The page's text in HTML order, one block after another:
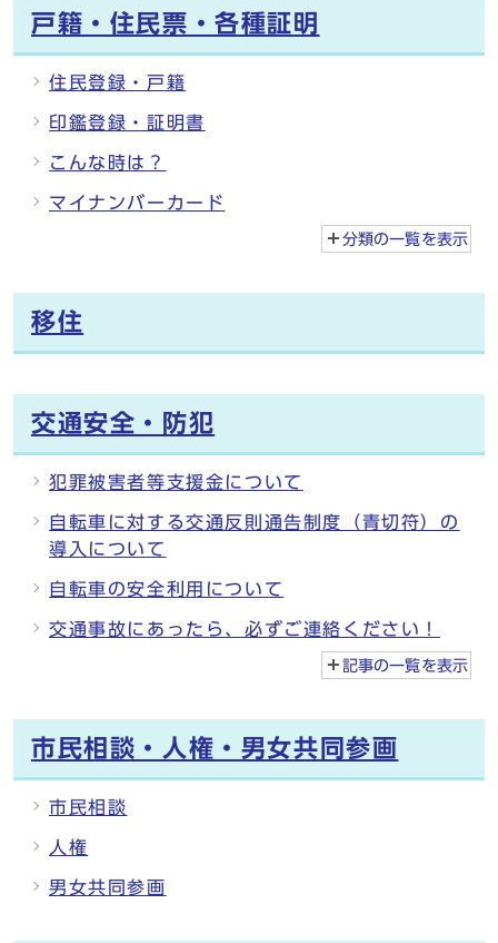
戸籍・住民票・各種証明
住民登録・戸籍
印鑑登録・証明書
こんな時は？
マイナンバーカード
分類の一覧を表示
移住
交通安全・防犯
犯罪被害者等支援金について
自転車に対する交通反則通告制度（青切符）の
導入について
自転車の安全利用について
交通事故にあったら、必ずご連絡ください！
記事の一覧を表示
市民相談・人権・男女共同参画
市民相談
人権
男女共同参画